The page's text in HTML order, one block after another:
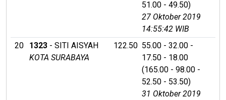
51.00 - 49.50)
27 Oktober 2019
14:55:42 WIB
20
1323 - SITI AISYAH
KOTA SURABAYA
122.50 55.00 - 32.00 -
17.50 - 18.00
(165.00 - 98.00 -
52.50 - 53.50)
31 Oktober 2019